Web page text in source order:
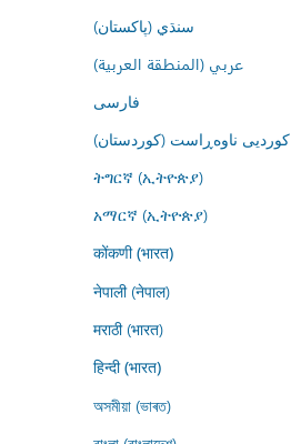
سنڌي (پاکستان)
عربي (المنطقة العربية)
فارسى
کوردیی ناوەڕاست (کوردستان)
ትግርኛ (ኢትዮጵያ)
አማርኛ (ኢትዮጵያ)
कोंकणी (भारत)
नेपाली (नेपाल)
मराठी (भारत)
हिन्दी (भारत)
অসমীয়া (ভাৰত)